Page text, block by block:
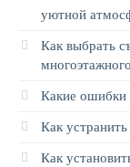
уютной
Как выбрать
Какие ошибки
Как
Как